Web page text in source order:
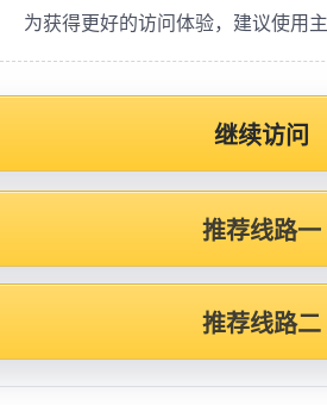
为获得更好的访问体验，建议使用
继续访问
推荐线路一
推荐线路二